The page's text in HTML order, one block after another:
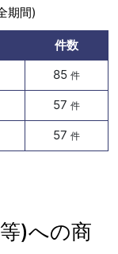
期間)
件数
85 件
57 件
57 件
)への商